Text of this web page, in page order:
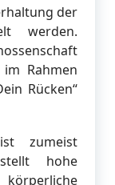
der
werden.
Rahmen
Rücken“
zumeist
hohe